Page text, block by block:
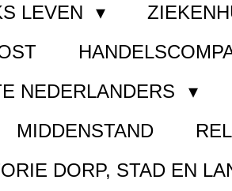
LEVEN
NEDERLANDERS
MIDDENSTAND
DORP, STAD EN